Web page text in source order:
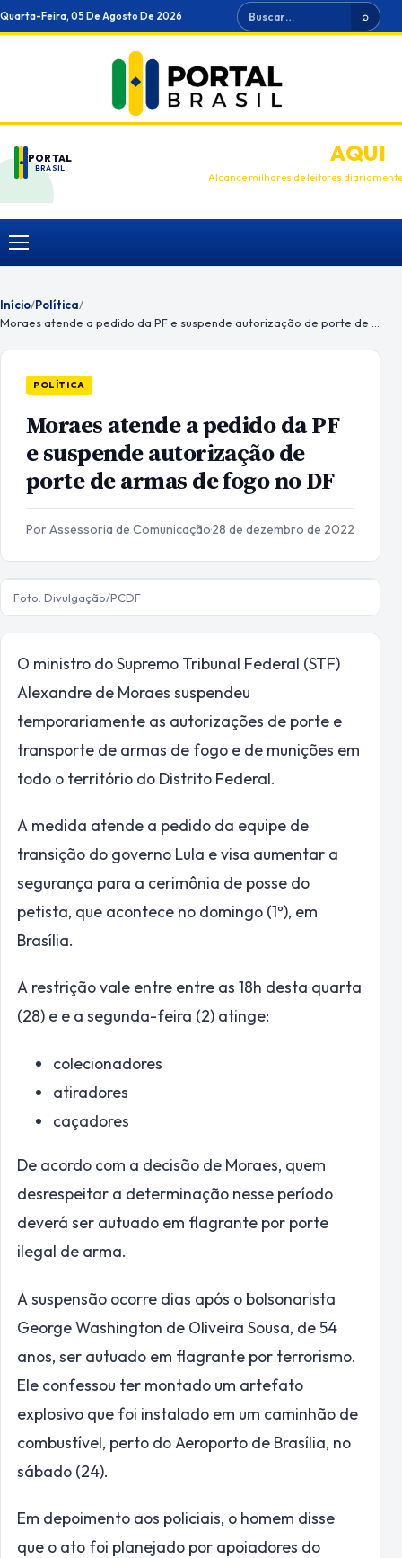
Ir
para
Quarta-Feira, 05 De Agosto De 2026 Buscar ⌕
PORTAL
BRASIL
ANUNCIEAQUI
Alcance milhares de leitores diariamente
Menu
Início/Política/
POLÍTICA
Moraes atende a pedido da PF
e suspende autorização de
porte de armas de fogo no DF
Por Assessoria de Comunicação·28 de dezembro de 2022
Foto: Divulgação/PCDF
O ministro do Supremo Tribunal Federal (STF)
Alexandre de Moraes suspendeu
temporariamente as autorizações de porte e
transporte de armas de fogo e de munições em
todo o território do Distrito Federal.
A medida atende a pedido da equipe de
transição do governo Lula e visa aumentar a
segurança para a cerimônia de posse do
petista, que acontece no domingo (1º), em
Brasília.
A restrição vale entre entre as 18h desta quarta
(28) e e a segunda-feira (2) atinge:
colecionadores
atiradores
caçadores
De acordo com a decisão de Moraes, quem
desrespeitar a determinação nesse período
deverá ser autuado em flagrante por porte
ilegal de arma.
A suspensão ocorre dias após o bolsonarista
George Washington de Oliveira Sousa, de 54
anos, ser autuado em flagrante por terrorismo.
Ele confessou ter montado um artefato
explosivo que foi instalado em um caminhão de
combustível, perto do Aeroporto de Brasília, no
sábado (24).
Em depoimento aos policiais, o homem disse
que o ato foi planejado por apoiadores do